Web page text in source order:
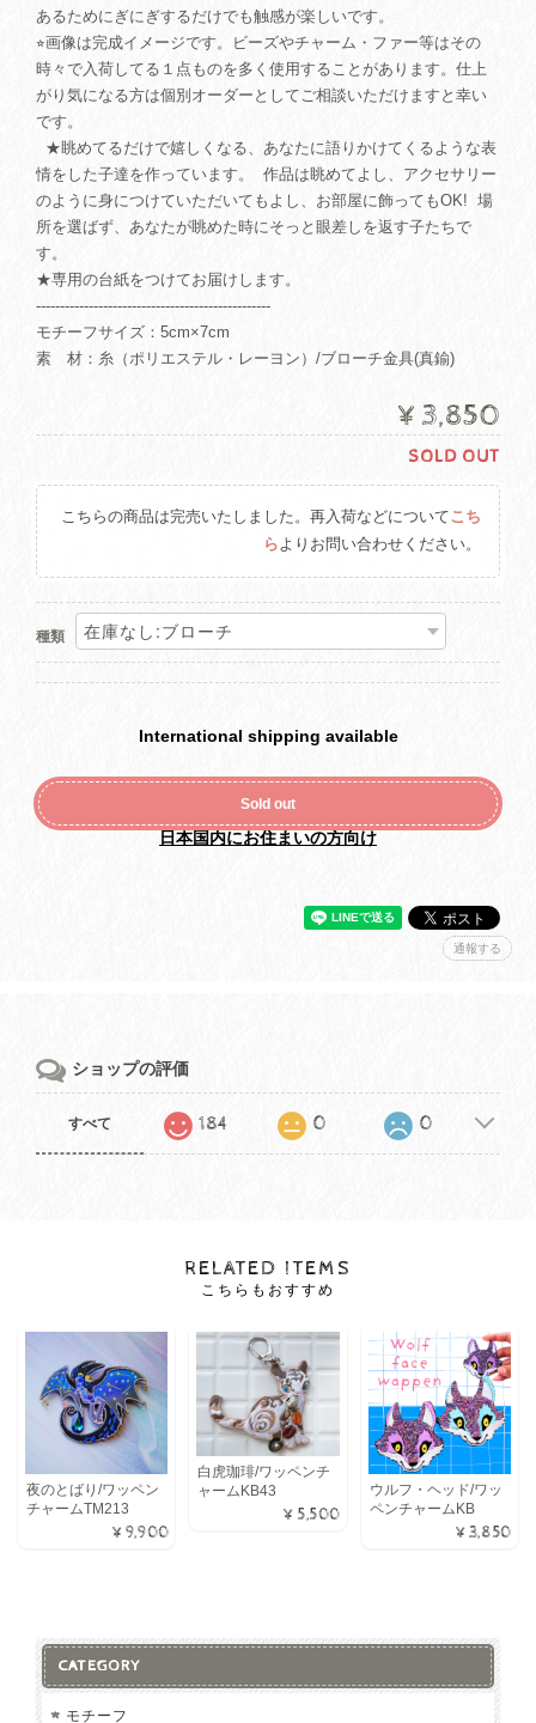
あるためにぎにぎするだけでも触感が楽しいです。
⭐︎画像は完成イメージです。ビーズやチャーム・ファー等はその
時々で入荷してる１点ものを多く使用することがあります。仕上
がり気になる方は個別オーダーとしてご相談いただけますと幸い
です。
★眺めてるだけで嬉しくなる、あなたに語りかけてくるような表
情をした子達を作っています。 作品は眺めてよし、アクセサリー
のように身につけていただいてもよし、お部屋に飾ってもOK! 場
所を選ばず、あなたが眺めた時にそっと眼差しを返す子たちで
す。
★専用の台紙をつけてお届けします。
-------------------------------------------------
モチーフサイズ：5cm×7cm
素 材：糸（ポリエステル・レーヨン）/ブローチ金具(真鍮)
¥3,850
SOLD OUT
こちらの商品は完売いたしました。再入荷などについてこち
らよりお問い合わせください。
種類
International shipping available
Sold out
日本国内にお住まいの方向け
通報する
ショップの評価
すべて 184 0 0
RELATED ITEMS
こちらもおすすめ
夜のとばり/ワッペン
チャームTM213
¥9,900
白虎珈琲/ワッペンチ
ャームKB43
¥5,500
ウルフ・ヘッド/ワッ
ペンチャームKB
¥3,850
CATEGORY
モチーフ